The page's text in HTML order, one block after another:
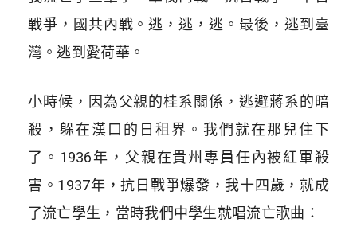
戰爭，國共內戰。逃，逃，逃。最後，逃到臺
灣。逃到愛荷華。
小時候，因為父親的桂系關係，逃避蔣系的暗
殺，躲在漢口的日租界。我們就在那兒住下
了。1936年，父親在貴州專員任內被紅軍殺
害。1937年，抗日戰爭爆發，我十四歲，就成
了流亡學生，當時我們中學生就唱流亡歌曲：